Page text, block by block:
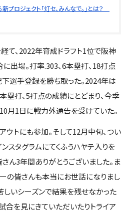
プロジェクト「灯セ、みんなで。」とは？
、2022年育成ドラフト1位で阪神
出場。打率.303、6本塁打、18打点
選手登録を勝ち取った。2024年は
塁打、5打点の成績にとどまり、今季
月1日に戦力外通告を受けていた。
トにも参加。そして12月中旬、つい
スタグラムにてくふうハヤテ入りを
さん3年間ありがとうございました。ま
の皆さんも本当にお世話になりまし
しいシーズンで結果を残せなかった
を見にきていただいたりトライア